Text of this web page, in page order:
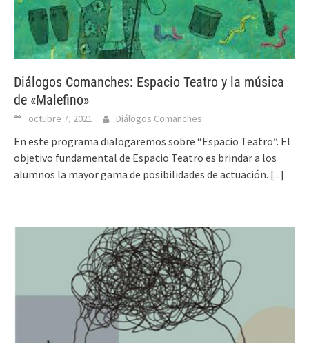
Diálogos Comanches: Espacio Teatro y la música
de «Malefino»
octubre 7, 2021 Diálogos Comanches
En este programa dialogaremos sobre “Espacio Teatro”. El
objetivo fundamental de Espacio Teatro es brindar a los
alumnos la mayor gama de posibilidades de actuación. [...]